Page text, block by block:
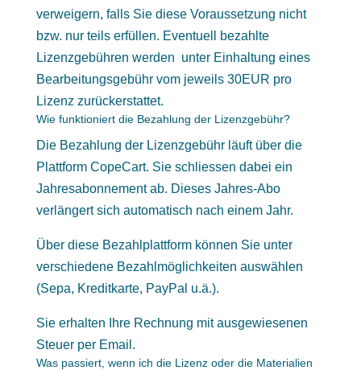
verweigern, falls Sie diese Voraussetzung nicht
bzw. nur teils erfüllen. Eventuell bezahlte
Lizenzgebühren werden unter Einhaltung eines
Bearbeitungsgebühr vom jeweils 30EUR pro
Lizenz zurückerstattet.
Wie funktioniert die Bezahlung der Lizenzgebühr?
Die Bezahlung der Lizenzgebühr läuft über die
Plattform CopeCart. Sie schliessen dabei ein
Jahresabonnement ab. Dieses Jahres-Abo
verlängert sich automatisch nach einem Jahr.
Über diese Bezahlplattform können Sie unter
verschiedene Bezahlmöglichkeiten auswählen
(Sepa, Kreditkarte, PayPal u.ä.).
Sie erhalten Ihre Rechnung mit ausgewiesenen
Steuer per Email.
Was passiert, wenn ich die Lizenz oder die Materialien